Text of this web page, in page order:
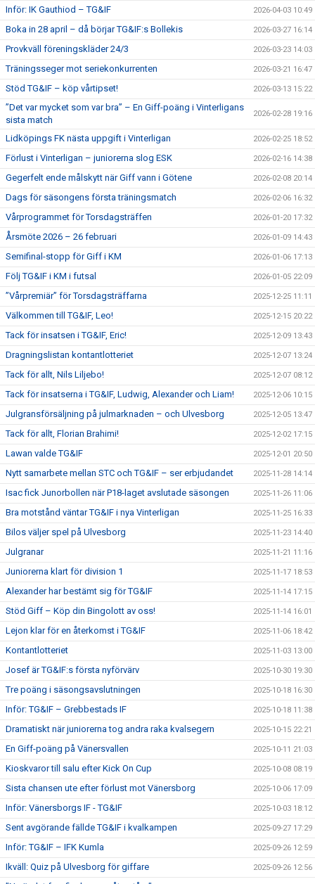
Inför: IK Gauthiod – TG&IF 2026-04-03 10:49
Boka in 28 april – då börjar TG&IF:s Bollekis 2026-03-27 16:14
Provkväll föreningskläder 24/3 2026-03-23 14:03
Träningsseger mot seriekonkurrenten 2026-03-21 16:47
Stöd TG&IF – köp vårtipset! 2026-03-13 15:22
”Det var mycket som var bra” – En Giff-poäng i Vinterligans
sista match
2026-02-28 19:16
Lidköpings FK nästa uppgift i Vinterligan 2026-02-25 18:52
Förlust i Vinterligan – juniorerna slog ESK 2026-02-16 14:38
Gegerfelt ende målskytt när Giff vann i Götene 2026-02-08 20:14
Dags för säsongens första träningsmatch 2026-02-06 16:32
Vårprogrammet för Torsdagsträffen 2026-01-20 17:32
Årsmöte 2026 – 26 februari 2026-01-09 14:43
Semifinal-stopp för Giff i KM 2026-01-06 17:13
Följ TG&IF i KM i futsal 2026-01-05 22:09
”Vårpremiär” för Torsdagsträffarna 2025-12-25 11:11
Välkommen till TG&IF, Leo! 2025-12-15 20:22
Tack för insatsen i TG&IF, Eric! 2025-12-09 13:43
Dragningslistan kontantlotteriet 2025-12-07 13:24
Tack för allt, Nils Liljebo! 2025-12-07 08:12
Tack för insatserna i TG&IF, Ludwig, Alexander och Liam! 2025-12-06 10:15
Julgransförsäljning på julmarknaden – och Ulvesborg 2025-12-05 13:47
Tack för allt, Florian Brahimi! 2025-12-02 17:15
Lawan valde TG&IF 2025-12-01 20:50
Nytt samarbete mellan STC och TG&IF – ser erbjudandet 2025-11-28 14:14
Isac fick Junorbollen när P18-laget avslutade säsongen 2025-11-26 11:06
Bra motstånd väntar TG&IF i nya Vinterligan 2025-11-25 16:33
Bilos väljer spel på Ulvesborg 2025-11-23 14:40
Julgranar 2025-11-21 11:16
Juniorerna klart för division 1 2025-11-17 18:53
Alexander har bestämt sig för TG&IF 2025-11-14 17:15
Stöd Giff – Köp din Bingolott av oss! 2025-11-14 16:01
Lejon klar för en återkomst i TG&IF 2025-11-06 18:42
Kontantlotteriet 2025-11-03 13:00
Josef är TG&IF:s första nyförvärv 2025-10-30 19:30
Tre poäng i säsongsavslutningen 2025-10-18 16:30
Inför: TG&IF – Grebbestads IF 2025-10-18 11:38
Dramatiskt när juniorerna tog andra raka kvalsegern 2025-10-15 22:21
En Giff-poäng på Vänersvallen 2025-10-11 21:03
Kioskvaror till salu efter Kick On Cup 2025-10-08 08:19
Sista chansen ute efter förlust mot Vänersborg 2025-10-06 17:09
Inför: Vänersborgs IF - TG&IF 2025-10-03 18:12
Sent avgörande fällde TG&IF i kvalkampen 2025-09-27 17:29
Inför: TG&IF – IFK Kumla 2025-09-26 12:59
Ikväll: Quiz på Ulvesborg för giffare 2025-09-26 12:56